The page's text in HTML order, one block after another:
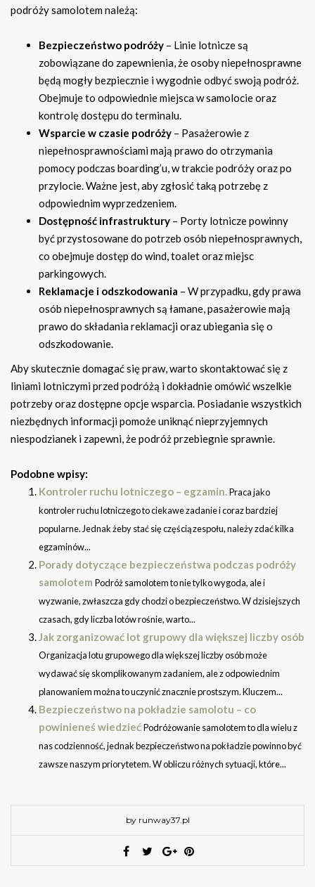
podróży samolotem należą:
Bezpieczeństwo podróży – Linie lotnicze są
zobowiązane do zapewnienia, że osoby niepełnosprawne
będą mogły bezpiecznie i wygodnie odbyć swoją podróż.
Obejmuje to odpowiednie miejsca w samolocie oraz
kontrolę dostępu do terminalu.
Wsparcie w czasie podróży – Pasażerowie z
niepełnosprawnościami mają prawo do otrzymania
pomocy podczas boarding’u, w trakcie podróży oraz po
przylocie. Ważne jest, aby zgłosić taką potrzebę z
odpowiednim wyprzedzeniem.
Dostępność infrastruktury – Porty lotnicze powinny
być przystosowane do potrzeb osób niepełnosprawnych,
co obejmuje dostęp do wind, toalet oraz miejsc
parkingowych.
Reklamacje i odszkodowania – W przypadku, gdy prawa
osób niepełnosprawnych są łamane, pasażerowie mają
prawo do składania reklamacji oraz ubiegania się o
odszkodowanie.
Aby skutecznie domagać się praw, warto skontaktować się z
liniami lotniczymi przed podróżą i dokładnie omówić wszelkie
potrzeby oraz dostępne opcje wsparcia. Posiadanie wszystkich
niezbędnych informacji pomoże uniknąć nieprzyjemnych
niespodzianek i zapewni, że podróż przebiegnie sprawnie.
Podobne wpisy:
Kontroler ruchu lotniczego – egzamin.Praca jako
kontroler ruchu lotniczego to ciekawe zadanie i coraz bardziej
popularne. Jednak żeby stać się częścią zespołu, należy zdać kilka
egzaminów...
Porady dotyczące bezpieczeństwa podczas podróży
samolotem Podróż samolotem to nie tylko wygoda, ale i
wyzwanie, zwłaszcza gdy chodzi o bezpieczeństwo. W dzisiejszych
czasach, gdy liczba lotów rośnie, warto...
Jak zorganizować lot grupowy dla większej liczby osób
Organizacja lotu grupowego dla większej liczby osób może
wydawać się skomplikowanym zadaniem, ale z odpowiednim
planowaniem można to uczynić znacznie prostszym. Kluczem...
Bezpieczeństwo na pokładzie samolotu – co
powinieneś wiedziećPodróżowanie samolotem to dla wielu z
nas codzienność, jednak bezpieczeństwo na pokładzie powinno być
zawsze naszym priorytetem. W obliczu różnych sytuacji, które...
by runway37.pl